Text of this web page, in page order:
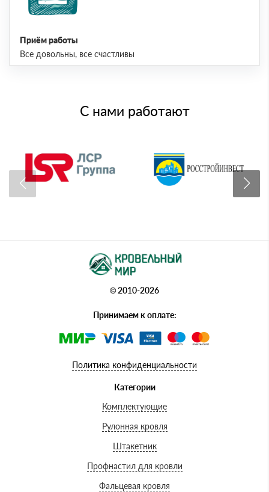
Приём работы
Все довольны, все счастливы
С нами работают
© 2010-2026
Принимаем к оплате:
Политика конфиденциальности
Категории
Комплектующие
Рулонная кровля
Штакетник
Профнастил для кровли
Фальцевая кровля